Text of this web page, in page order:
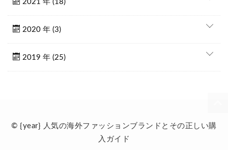
2021 年 (18)
2020 年 (3)
2019 年 (25)
© {year} 人気の海外ファッションブランドとその正しい購
入ガイド